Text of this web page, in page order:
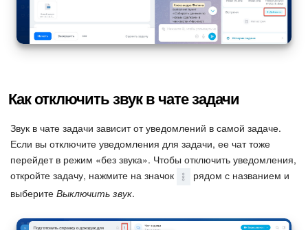
Как отключить звук в чате задачи
Звук в чате задачи зависит от уведомлений в самой задаче.
Если вы отключите уведомления для задачи, ее чат тоже
перейдет в режим «без звука». Чтобы отключить уведомления,
откройте задачу, нажмите на значок
рядом с названием и
выберите Выключить звук.